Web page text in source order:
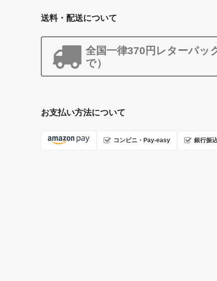
送料・配送について
全国一律370円レターパッ
で）
お支払い方法について
コンビニ・Pay-easy 銀行振